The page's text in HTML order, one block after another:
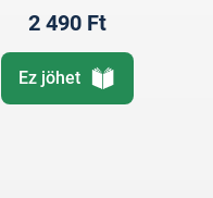
2 490 Ft
Ez jöhet